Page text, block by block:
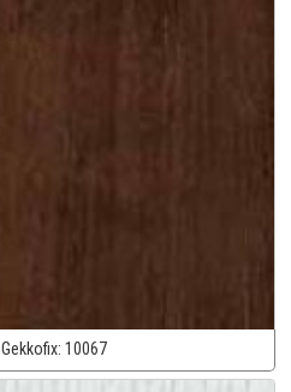
Gekkofix: 10067